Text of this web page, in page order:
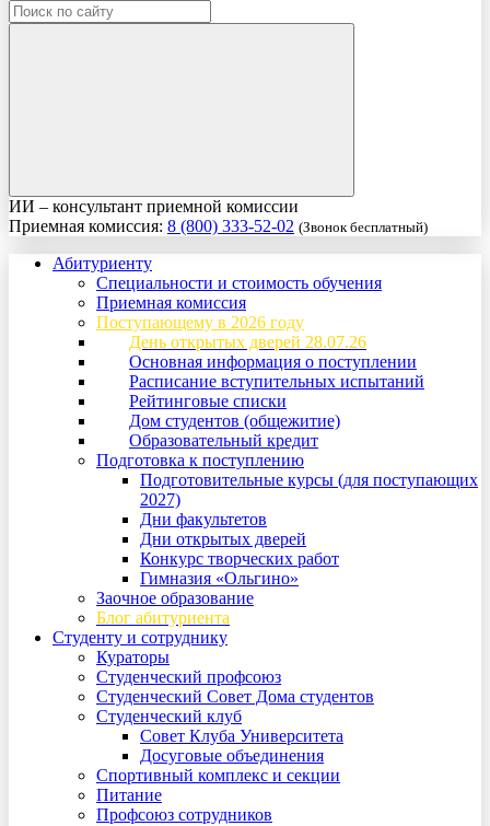
ИИ – консультант приемной комиссии
Приемная комиссия: 8 (800) 333-52-02 (Звонок бесплатный)
Абитуриенту
Специальности и стоимость обучения
Приемная комиссия
Поступающему в 2026 году
День открытых дверей 28.07.26
Основная информация о поступлении
Расписание вступительных испытаний
Рейтинговые списки
Дом студентов (общежитие)
Образовательный кредит
Подготовка к поступлению
Подготовительные курсы (для поступающих
2027)
Дни факультетов
Дни открытых дверей
Конкурс творческих работ
Гимназия «Ольгино»
Заочное образование
Блог абитуриента
Студенту и сотруднику
Кураторы
Студенческий профсоюз
Студенческий Совет Дома студентов
Студенческий клуб
Совет Клуба Университета
Досуговые объединения
Спортивный комплекс и секции
Питание
Профсоюз сотрудников